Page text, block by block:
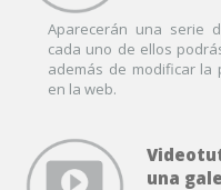
Aparecerán una serie
cada uno de ellos
además de modificar la
en la web.
una